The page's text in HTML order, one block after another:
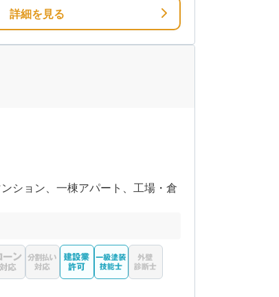
詳細を見る
ション、一棟アパート、工場・倉